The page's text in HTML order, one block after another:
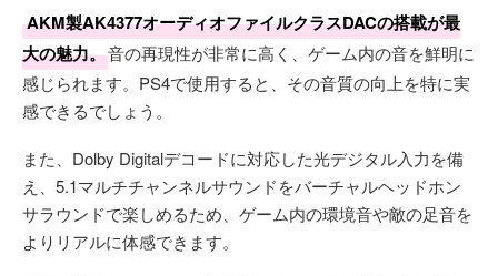
AKM製AK4377オーディオファイルクラスDACの搭載が最
大の魅力。音の再現性が非常に高く、ゲーム内の音を鮮明に
感じられます。PS4で使用すると、その音質の向上を特に実
感できるでしょう。
また、Dolby Digitalデコードに対応した光デジタル入力を備
え、5.1マルチチャンネルサウンドをバーチャルヘッドホン
サラウンドで楽しめるため、ゲーム内の環境音や敵の足音を
よりリアルに体感できます。